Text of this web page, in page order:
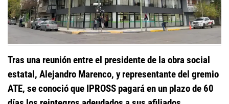
Tras una reunión entre el presidente de la obra social
estatal, Alejandro Marenco, y representante del gremio
ATE, se conoció que IPROSS pagará en un plazo de 60